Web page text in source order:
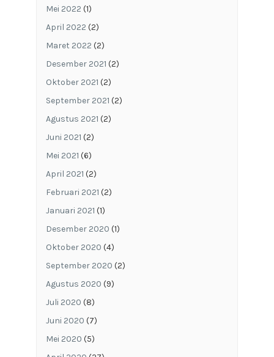
Mei 2022 (1)
April 2022 (2)
Maret 2022 (2)
Desember 2021 (2)
Oktober 2021 (2)
September 2021 (2)
Agustus 2021 (2)
Juni 2021 (2)
Mei 2021 (6)
April 2021 (2)
Februari 2021 (2)
Januari 2021 (1)
Desember 2020 (1)
Oktober 2020 (4)
September 2020 (2)
Agustus 2020 (9)
Juli 2020 (8)
Juni 2020 (7)
Mei 2020 (5)